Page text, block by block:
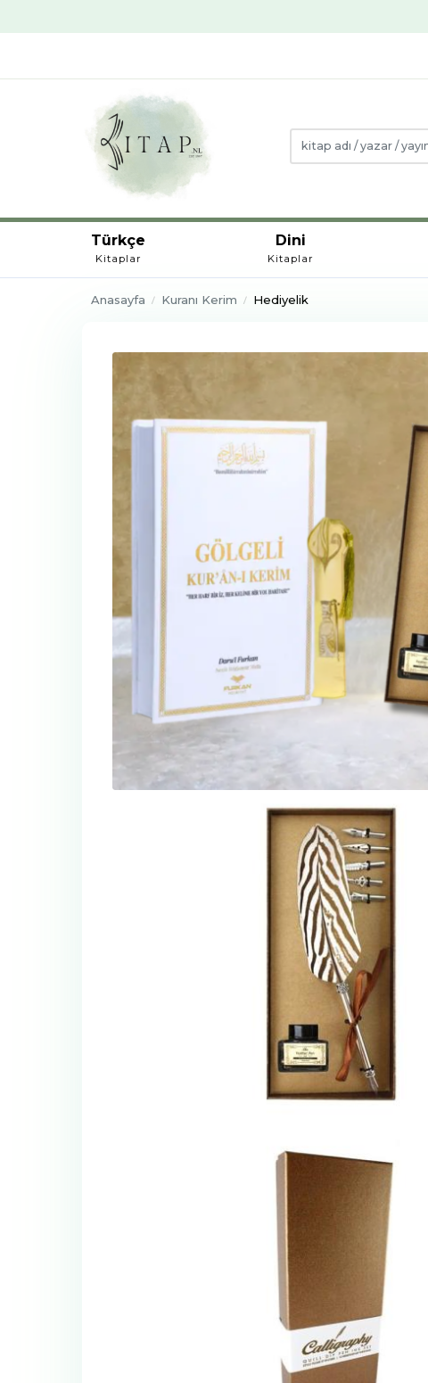
Türkçe
Kitaplar
Dini
Kitaplar
Anasayfa Kuranı Kerim Hediyelik